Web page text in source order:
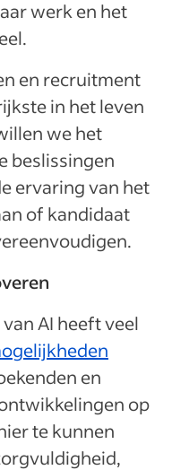
werk en het
en recruitment
in het leven
we het
beslissingen
ervaring van het
of kandidaat
AI heeft veel
en
op
te kunnen